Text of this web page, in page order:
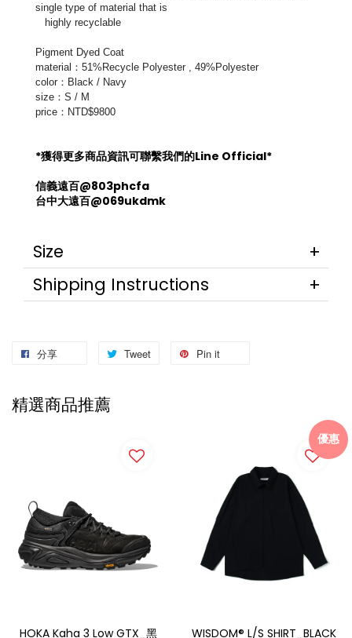
single type of material that is
highly recyclable
Pigment Dyed Coat
material： 51%Recycle Polyester , 49%Polyester
color： Black / Navy
size： S / M
price：NTD$9800
*獲得更多商品資訊可聯繫我們的Line Official*
信義遠百@803phcfa
台中大遠百@069ukdmk
Size
Shipping Instructions
分享 Tweet Pin it
精選商品推薦
HOKA Kaha 3 Low GTX_黑
優惠
WISDOM® L/S SHIRT_BLACK